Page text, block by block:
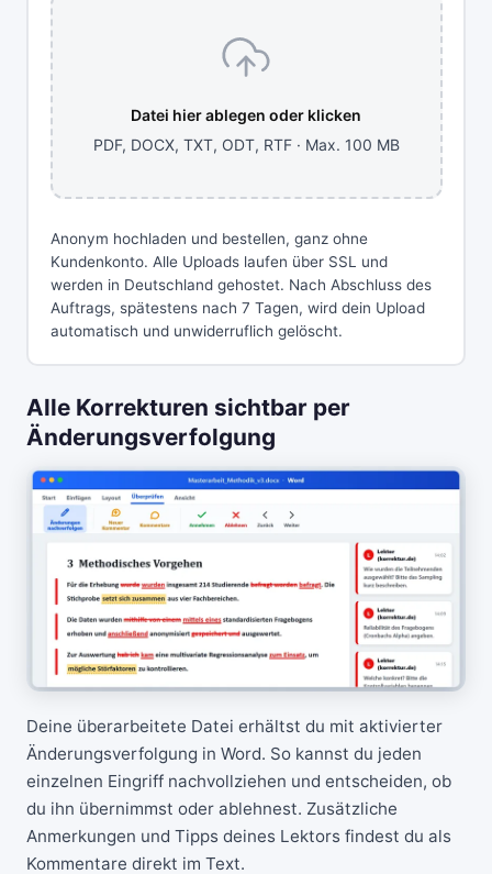
Datei hier ablegen oder klicken
PDF, DOCX, TXT, ODT, RTF · Max. 100 MB
Anonym hochladen und bestellen, ganz ohne
Kundenkonto. Alle Uploads laufen über SSL und
werden in Deutschland gehostet. Nach Abschluss des
Auftrags, spätestens nach 7 Tagen, wird dein Upload
automatisch und unwiderruflich gelöscht.
Alle Korrekturen sichtbar per
Änderungsverfolgung
Deine überarbeitete Datei erhältst du mit aktivierter
Änderungsverfolgung in Word. So kannst du jeden
einzelnen Eingriff nachvollziehen und entscheiden, ob
du ihn übernimmst oder ablehnest. Zusätzliche
Anmerkungen und Tipps deines Lektors findest du als
Kommentare direkt im Text.